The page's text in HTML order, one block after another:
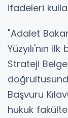
ifadeleri
"Adalet
Yüzyılı'nın
Strateji
Başvuru
hukuk